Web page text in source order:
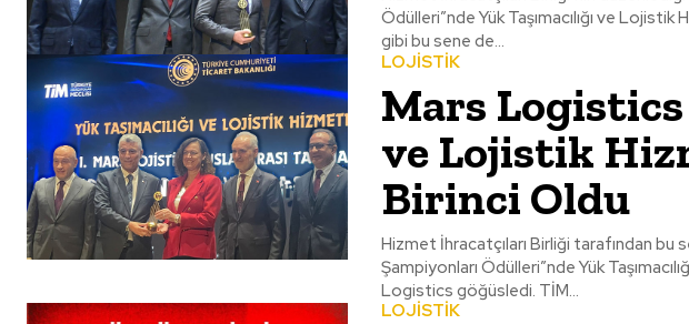
Ödülleri”nde Yük Taşımacılığı ve
gibi bu sene de...
LOJİSTİK
Mars Logistics
ve Lojistik
Birinci Oldu
Hizmet İhracatçıları Birliği tarafından bu
Şampiyonları Ödülleri”nde Yük
Logistics göğüsledi. TİM...
LOJİSTİK